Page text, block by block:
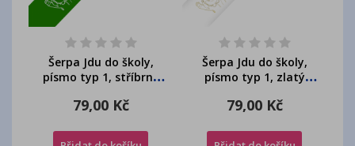
Šerpa Jdu do školy,
písmo typ 1, stříbrný
79,00 Kč
Šerpa Jdu do školy,
písmo typ 1, zlatý
79,00 Kč